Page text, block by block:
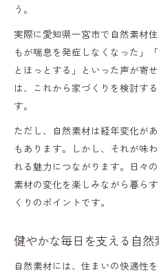
し
エコ建築施工事例
自然素材住宅の評
自然素材住宅の中
健やかさ重視の住まい
自然素材住宅で実
験
ト
評判の良い自然素
う。
実際に愛知県一宮市で自然素材
もが喘息を発症しなくなった」
とほっとする」といった声が寄
は、これから家づくりを検討す
す。
ただし、自然素材は経年変化が
もあります。しかし、それが味
れる魅力につながります。日々
素材の変化を楽しみながら暮ら
くりのポイントです。
健やかな毎日を支える自然
自然素材には、住まいの快適性